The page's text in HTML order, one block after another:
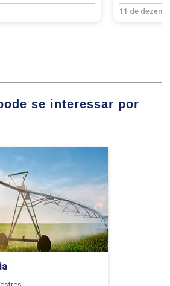
96
I
90
BIZINOTO
DA SILVA JUNIOR
FREITAS
11 de
se interessar por
Agronomia
Detalhes do curso
Inscrição